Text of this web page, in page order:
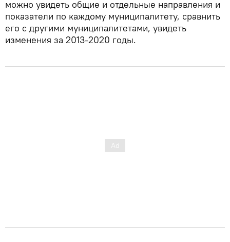
можно увидеть общие и отдельные направления и
показатели по каждому муниципалитету, сравнить
его с другими муниципалитетами, увидеть
изменения за 2013-2020 годы.